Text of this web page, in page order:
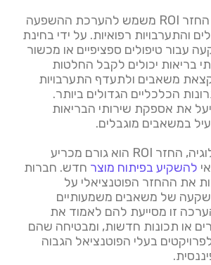
במגזר הבריאות, החזר ROI משמש להערכת ההשפעה
והתערבויות רפואיות. על ידי בחינת
עבור טיפולים ספציפיים או מכשור
בריאות יכולים לקבל החלטות
משאבים ולתעדף התערבויות
הכלכליים הגדולים ביותר.
את אספקת שירותי הבריאות
במשאבים מוגבלים.
בתעשיית הטכנולוגיה, החזר ROI הוא גורם מכריע
להשקיע בפיתוח מוצר חדש. חברות
את ההחזר הפוטנציאלי על
של משאבים משמעותיים
זו מסייעת להם לאמוד את
או תכונות חדשות, ומבטיחה שהם
בעלי הפוטנציאל הגבוה